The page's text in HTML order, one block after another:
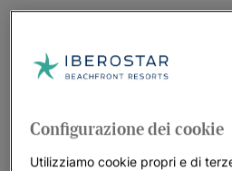
Configurazione dei cookie
Utilizziamo cookie propri e di